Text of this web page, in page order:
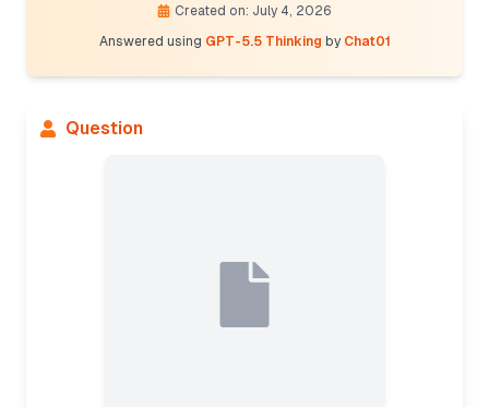
Created on: July 4, 2026
Answered using GPT-5.5 Thinking by Chat01
Question